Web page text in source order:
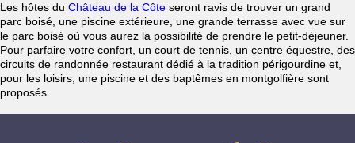
Les hôtes du Château de la Côte seront ravis de trouver un grand
parc boisé, une piscine extérieure, une grande terrasse avec vue sur
le parc boisé où vous aurez la possibilité de prendre le petit-déjeuner.
Pour parfaire votre confort, un court de tennis, un centre équestre, des
circuits de randonnée restaurant dédié à la tradition périgourdine et,
pour les loisirs, une piscine et des baptêmes en montgolfière sont
proposés.